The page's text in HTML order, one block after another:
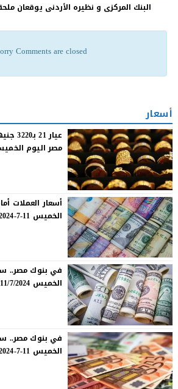
البنك المركزى و نظيره الأردنى يوقعان
Comments are closed
أسعار
عيار
مصر اليوم
أسعار العملات
الخميس 11-7-2024
في بنوك مصر..
الخميس 11/7/2024
في بنوك مصر..
الخميس 11-7-2024